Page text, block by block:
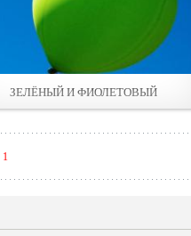
ЗЕЛЁНЫЙ И ФИОЛЕТОВЫЙ
1